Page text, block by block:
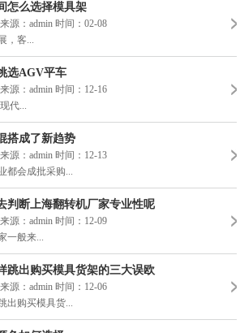
怎么选择模具架
源：admin 时间：02-08
，客...
选AGV平车
源：admin 时间：12-16
代...
搭成了新趋势
源：admin 时间：12-13
都会成批采购...
判断上海翻转机厂家专业性呢
源：admin 时间：12-09
一般来...
跳出购买模具货架的三大误欧
源：admin 时间：12-06
出购买模具货...